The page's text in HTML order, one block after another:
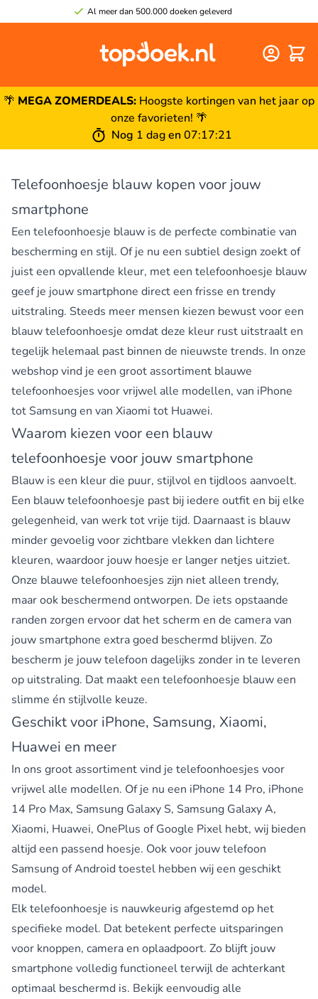
Al meer dan 500.000 doeken geleverd
🌴 MEGA ZOMERDEALS: Hoogste kortingen van het jaar op
onze favorieten! 🌴
Nog 1 dagen07:17:21
Telefoonhoesje blauw kopen voor jouw
smartphone
Een telefoonhoesje blauw is de perfecte combinatie van
bescherming en stijl. Of je nu een subtiel design zoekt of
juist een opvallende kleur, met een telefoonhoesje blauw
geef je jouw smartphone direct een frisse en trendy
uitstraling. Steeds meer mensen kiezen bewust voor een
blauw telefoonhoesje omdat deze kleur rust uitstraalt en
tegelijk helemaal past binnen de nieuwste trends. In onze
webshop vind je een groot assortiment blauwe
telefoonhoesjes voor vrijwel alle modellen, van iPhone
tot Samsung en van Xiaomi tot Huawei.
Waarom kiezen voor een blauw
telefoonhoesje voor jouw smartphone
Blauw is een kleur die puur, stijlvol en tijdloos aanvoelt.
Een blauw telefoonhoesje past bij iedere outfit en bij elke
gelegenheid, van werk tot vrije tijd. Daarnaast is blauw
minder gevoelig voor zichtbare vlekken dan lichtere
kleuren, waardoor jouw hoesje er langer netjes uitziet.
Onze blauwe telefoonhoesjes zijn niet alleen trendy,
maar ook beschermend ontworpen. De iets opstaande
randen zorgen ervoor dat het scherm en de camera van
jouw smartphone extra goed beschermd blijven. Zo
bescherm je jouw telefoon dagelijks zonder in te leveren
op uitstraling. Dat maakt een telefoonhoesje blauw een
slimme én stijlvolle keuze.
Geschikt voor iPhone, Samsung, Xiaomi,
Huawei en meer
In ons groot assortiment vind je telefoonhoesjes voor
vrijwel alle modellen. Of je nu een iPhone 14 Pro, iPhone
14 Pro Max, Samsung Galaxy S, Samsung Galaxy A,
Xiaomi, Huawei, OnePlus of Google Pixel hebt, wij bieden
altijd een passend hoesje. Ook voor jouw telefoon
Samsung of Android toestel hebben wij een geschikt
model.
Elk telefoonhoesje is nauwkeurig afgestemd op het
specifieke model. Dat betekent perfecte uitsparingen
voor knoppen, camera en oplaadpoort. Zo blijft jouw
smartphone volledig functioneel terwijl de achterkant
optimaal beschermd is. Bekijk eenvoudig alle